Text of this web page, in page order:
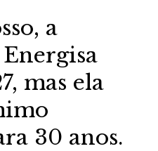
a
mas ela
30 anos.